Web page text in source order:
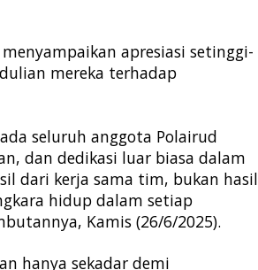
apresiasi setinggi-
mereka terhadap
seluruh anggota Polairud
dan dedikasi luar biasa dalam
dari kerja sama tim, bukan hasil
hidup dalam setiap
Kamis (26/6/2025).
hanya sekadar demi